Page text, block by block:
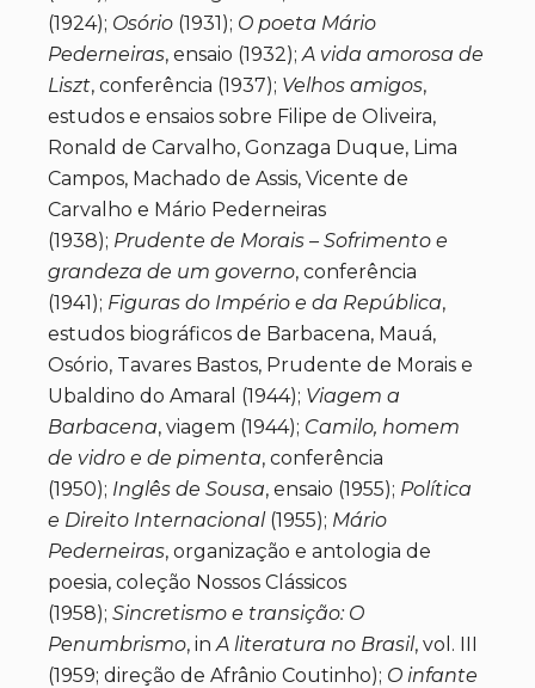
(1924); Osório (1931); O poeta Mário
Pederneiras, ensaio (1932);A vida amorosa de
Liszt, conferência (1937); Velhos amigos,
estudos e ensaios sobre Filipe de Oliveira,
Ronald de Carvalho, Gonzaga Duque, Lima
Campos, Machado de Assis, Vicente de
Carvalho e Mário Pederneiras
(1938); Prudente de Morais – Sofrimento e
grandeza de um governo, conferência
(1941); Figuras do Império e da República,
estudos biográficos de Barbacena, Mauá,
Osório, Tavares Bastos, Prudente de Morais e
Ubaldino do Amaral (1944); Viagem a
Barbacena, viagem (1944); Camilo, homem
de vidro e de pimenta, conferência
(1950); Inglês de Sousa, ensaio (1955); Política
e Direito Internacional(1955); Mário
Pederneiras, organização e antologia de
poesia, coleção Nossos Clássicos
(1958); Sincretismo e transição: O
Penumbrismo, inA literatura no Brasil, vol. III
(1959; direção de Afrânio Coutinho); O infante